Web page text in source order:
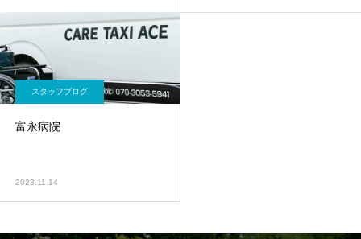
スタッフブログ
富永病院
2023.11.14